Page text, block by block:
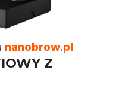
nanobrow.pl
Z